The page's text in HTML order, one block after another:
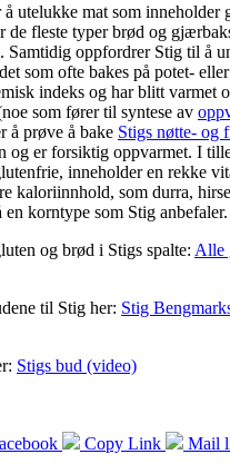
å utelukke mat som inneholder
de fleste typer brød og
Samtidig oppfordrer Stig til å
som ofte bakes på potet-
indeks og har blitt varmet
som fører til syntese av
å prøve å bake Stigs nøtte- og
og er forsiktig oppvarmet. I
inneholder en rekke
kaloriinnhold, som durra,
en korntype som Stig anbefaler.
og brød i Stigs spalte: Alle
til Stig her: Stig
Stigs bud (video)
Copy Link Mail